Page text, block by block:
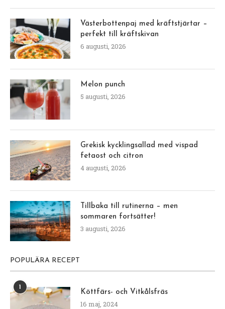
Västerbottenpaj med kräftstjärtar –
perfekt till kräftskivan
6 augusti, 2026
Melon punch
5 augusti, 2026
Grekisk kycklingsallad med vispad
fetaost och citron
4 augusti, 2026
Tillbaka till rutinerna – men
sommaren fortsätter!
3 augusti, 2026
POPULÄRA RECEPT
Köttfärs- och Vitkålsfräs
16 maj, 2024